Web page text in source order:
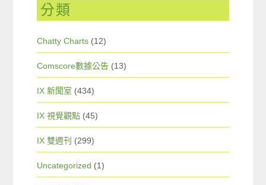
分類
Chatty Charts (12)
Comscore數據公告 (13)
IX 新聞室 (434)
IX 視覺觀點 (45)
IX 雙週刊 (299)
Uncategorized (1)